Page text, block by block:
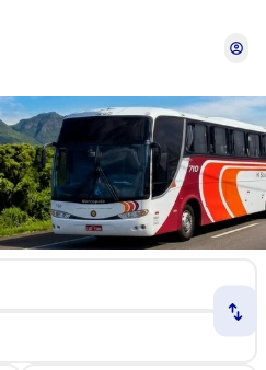
account_circle
swap_horiz